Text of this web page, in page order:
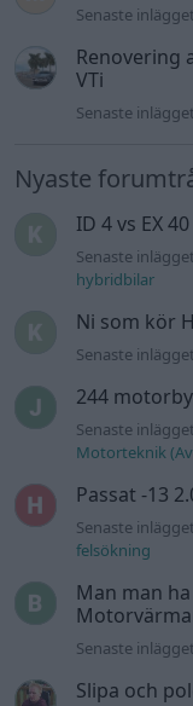
Senaste
Renovering
VTi
Senaste
Nyaste
ID 4 vs EX 40
Senaste
hybridbilar
Ni som kör
Senaste
244
Senaste
Motorteknik
Passat -13
Senaste
felsökning
Man man
Senaste
Slipa och